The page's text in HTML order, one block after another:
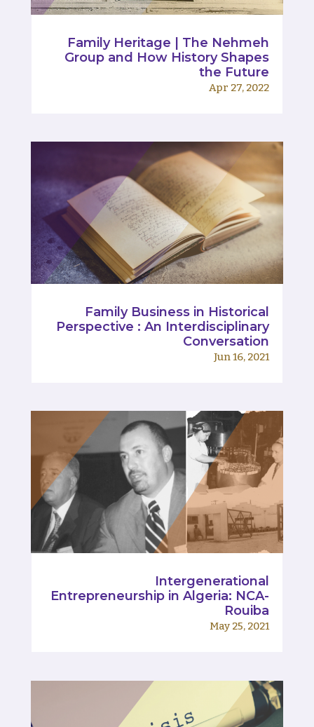
Family Heritage | The Nehmeh
Group and How History Shapes
the Future
Apr 27, 2022
Family Business in Historical
Perspective : An Interdisciplinary
Conversation
Jun 16, 2021
Intergenerational
Entrepreneurship in Algeria: NCA-
Rouiba
May 25, 2021